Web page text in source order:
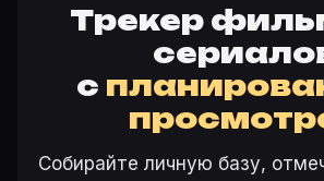
Трекер
с
Собирайте личную базу,